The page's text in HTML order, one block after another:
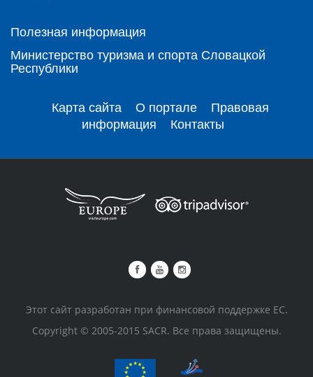
Полезная информация
Министерство туризма и спорта Словацкой
Республики
Карта сайта О портале
Правовая
информация
Контакты
Этот сайт разработан при финансовой поддержке ЕС.
Copyright © 2005-2015 SACR. Все права защищены.